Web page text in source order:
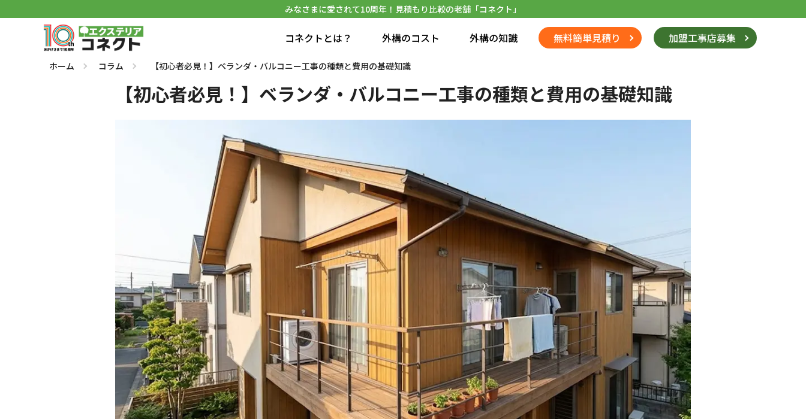
みなさまに愛されて10周年！見積もり比較の老舗「コネクト」
コネクトとは？ 外構のコスト 外構の知識 無料簡単見積り 加盟工事店募集
ホーム コラム 【初心者必見！】ベランダ・バルコニー工事の種類と費用の基礎知識
【初心者必見！】ベランダ・バルコニー工事の種類と費用の基礎知識